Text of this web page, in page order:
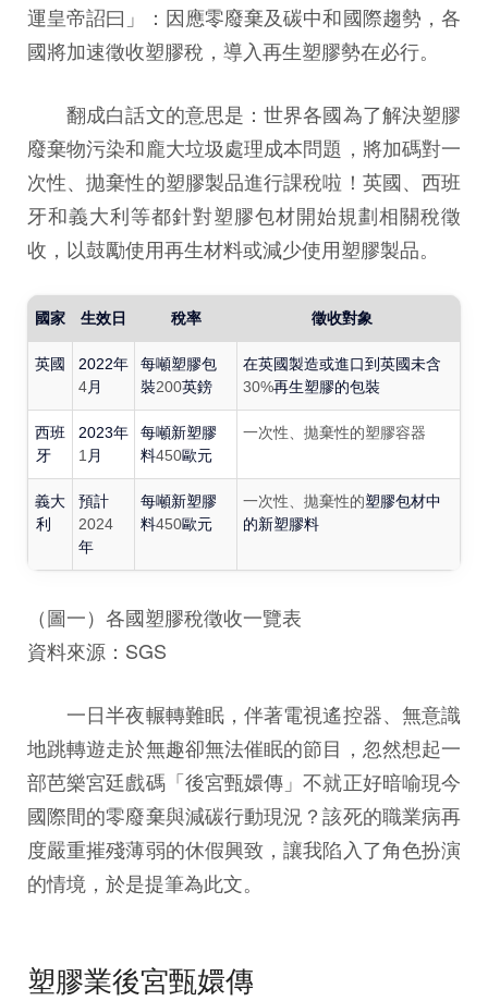
運皇帝詔曰」：因應零廢棄及碳中和國際趨勢，各
國將加速徵收塑膠稅，導入再生塑膠勢在必行。
翻成白話文的意思是：世界各國為了解決塑膠
廢棄物污染和龐大垃圾處理成本問題，將加碼對一
次性、拋棄性的塑膠製品進行課稅啦！英國、西班
牙和義大利等都針對塑膠包材開始規劃相關稅徵
收，以鼓勵使用再生材料或減少使用塑膠製品。
國家 生效日 稅率 徵收對象
英國
2022年
4月
每噸塑膠包
裝200英鎊
在英國製造或進口到英國未含
30%再生塑膠的包裝
西班
牙
2023年
1 月
每噸新塑膠
料450歐元
一次性、拋棄性的塑膠容器
義大
利
預計
2024
年
每噸新塑膠
料450歐元
一次性、拋棄性的塑膠包材中
的新塑膠料
（圖一）各國塑膠稅徵收一覽表
資料來源：SGS
一日半夜輾轉難眠，伴著電視遙控器、無意識
地跳轉遊走於無趣卻無法催眠的節目，忽然想起一
部芭樂宮廷戲碼「後宮甄嬛傳」不就正好暗喻現今
國際間的零廢棄與減碳行動現況？該死的職業病再
度嚴重摧殘薄弱的休假興致，讓我陷入了角色扮演
的情境，於是提筆為此文。
塑膠業後宮甄嬛傳